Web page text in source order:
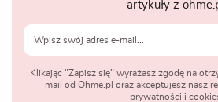
artykuły z
Klikając "Zapisz się" wyrażasz zgodę na
mail od Ohme.pl oraz akceptujesz nasz
prywatności i